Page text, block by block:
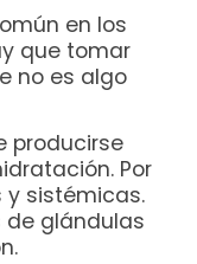
en los
que tomar
no es algo
producirse
Por
sistémicas.
de glándulas